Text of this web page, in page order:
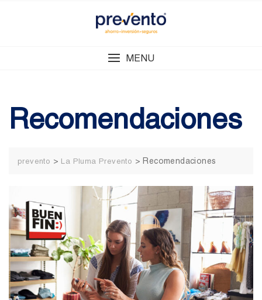
MENU
Recomendaciones
prevento > La Pluma Prevento > Recomendaciones